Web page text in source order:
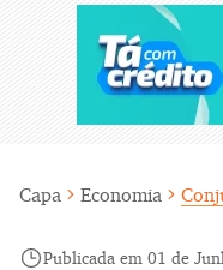
Capa Economia
Publicada em 01 de